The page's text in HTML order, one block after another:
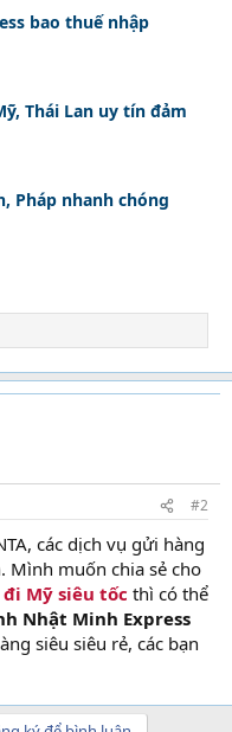
bao thuế nhập
Thái Lan uy tín đảm
Pháp nhanh chóng
#2
các dịch vụ gửi hàng
Mình muốn chia sẻ cho
Mỹ siêu tốc thì có thể
Nhật Minh Express
siêu siêu rẻ, các bạn